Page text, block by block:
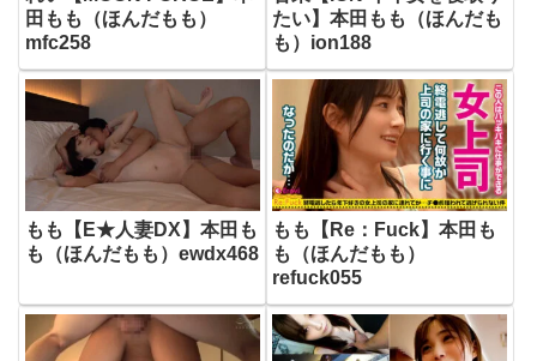
田もも（ほんだもも）
mfc258
たい】本田もも（ほんだも
も）ion188
もも【E★人妻DX】本田も
も（ほんだもも）ewdx468
もも【Re：Fuck】本田も
も（ほんだもも）
refuck055